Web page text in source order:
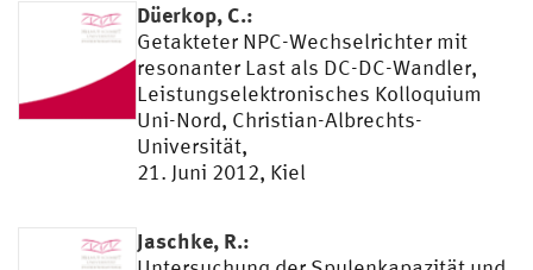
Düerkop, C.:
Getakteter NPC-Wechselrichter mit
resonanter Last als DC-DC-Wandler,
Leistungselektronisches Kolloquium
Uni-Nord, Christian-Albrechts-
Universität,
21. Juni 2012, Kiel
Jaschke, R.: